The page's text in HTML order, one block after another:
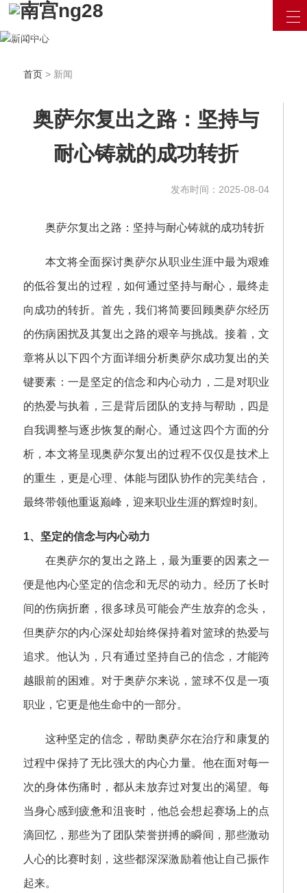
汇聚最新资讯 / 产品信息
用最专业的眼光看待互联网
首页> 新闻
奥萨尔复出之路：坚持与
耐心铸就的成功转折
发布时间：2025-08-04
奥萨尔复出之路：坚持与耐心铸就的成功转折
本文将全面探讨奥萨尔从职业生涯中最为艰难
的低谷复出的过程，如何通过坚持与耐心，最终走
向成功的转折。首先，我们将简要回顾奥萨尔经历
的伤病困扰及其复出之路的艰辛与挑战。接着，文
章将从以下四个方面详细分析奥萨尔成功复出的关
键要素：一是坚定的信念和内心动力，二是对职业
的热爱与执着，三是背后团队的支持与帮助，四是
自我调整与逐步恢复的耐心。通过这四个方面的分
析，本文将呈现奥萨尔复出的过程不仅仅是技术上
的重生，更是心理、体能与团队协作的完美结合，
最终带领他重返巅峰，迎来职业生涯的辉煌时刻。
1、坚定的信念与内心动力
在奥萨尔的复出之路上，最为重要的因素之一
便是他内心坚定的信念和无尽的动力。经历了长时
间的伤病折磨，很多球员可能会产生放弃的念头，
但奥萨尔的内心深处却始终保持着对篮球的热爱与
追求。他认为，只有通过坚持自己的信念，才能跨
越眼前的困难。对于奥萨尔来说，篮球不仅是一项
职业，它更是他生命中的一部分。
这种坚定的信念，帮助奥萨尔在治疗和康复的
过程中保持了无比强大的内心力量。他在面对每一
次的身体伤痛时，都从未放弃过对复出的渴望。每
当身心感到疲惫和沮丧时，他总会想起赛场上的点
滴回忆，那些为了团队荣誉拼搏的瞬间，那些激动
人心的比赛时刻，这些都深深激励着他让自己振作
起来。